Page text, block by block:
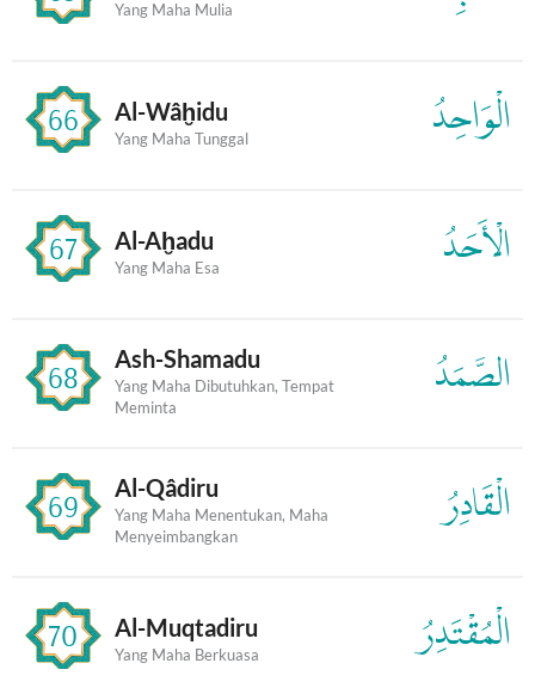
Yang Maha Mulia
66 Al-Wâḫidu
Yang Maha Tunggal الْوَاحِدُ
67 Al-Aḫadu
Yang Maha Esa الْأَحَدُ
68 Ash-Shamadu
Yang Maha Dibutuhkan, Tempat
Meminta
الصَّمَدُ
69 Al-Qâdiru
Yang Maha Menentukan, Maha
Menyeimbangkan
الْقَادِرُ
70 Al-Muqtadiru
Yang Maha Berkuasa الْمُقْتَدِرُ